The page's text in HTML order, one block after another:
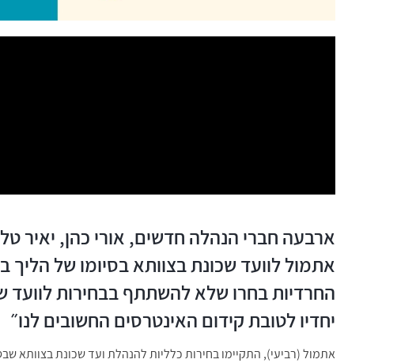
ארבעה חברי הנהלה חדשים, אורי כהן, יאיר
אתמול לוועד שכונת בצוותא בסיומו של הליך
החרדיות בחרו שלא להשתתף בבחירות
יחדיו לטובת קידום האינטרסים החשובים לנו״
אתמול (רביעי), התקיימו בחירות כלליות להנהלת ועד שכונת בצוותא